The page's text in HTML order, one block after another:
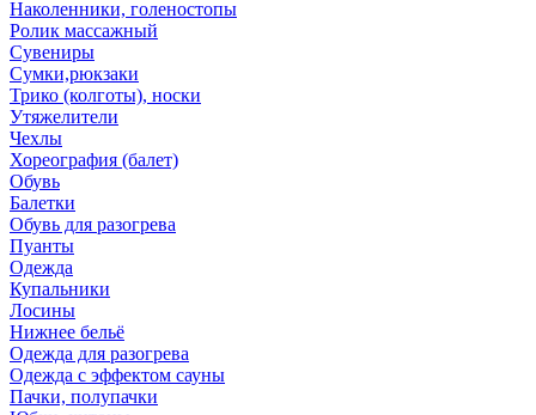
Наколенники, голеностопы
Ролик массажный
Сувениры
Сумки,рюкзаки
Трико (колготы), носки
Утяжелители
Чехлы
Хореография (балет)
Обувь
Балетки
Обувь для разогрева
Пуанты
Одежда
Купальники
Лосины
Нижнее бельё
Одежда для разогрева
Одежда с эффектом сауны
Пачки, полупачки